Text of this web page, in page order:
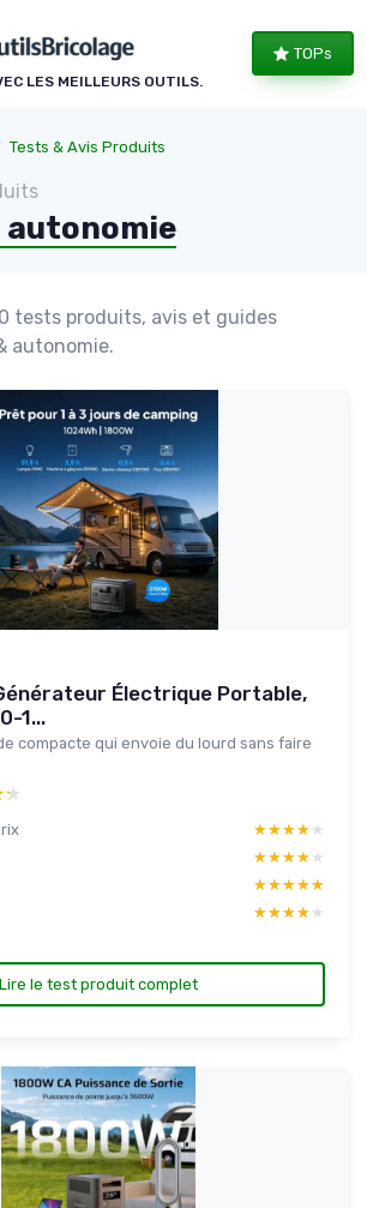
LES MEILLEURS OUTILS.
TOPs
Tests & Avis Produits
autonomie
tests produits, avis et guides
autonomie.
Électrique Portable,
1...
compacte qui envoie du lourd sans faire
★★★★★
★★★★★
★★★★★
★★★★★
★★★★★
★★★★★
★★★★★
★★★★★
Lire le test produit complet
des cookies